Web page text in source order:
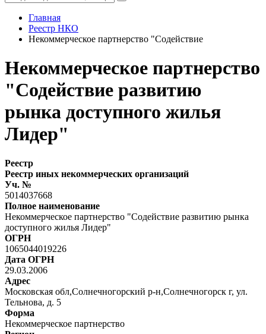
Главная
Реестр НКО
Некоммерческое партнерство "Содействие
Некоммерческое партнерство
"Содействие развитию
рынка доступного жилья
Лидер"
Реестр
Реестр иных некоммерческих организаций
Уч. №
5014037668
Полное наименование
Некоммерческое партнерство "Содействие развитию рынка
доступного жилья Лидер"
ОГРН
1065044019226
Дата ОГРН
29.03.2006
Адрес
Московская обл,Солнечногорский р-н,Солнечногорск г, ул.
Тельнова, д. 5
Форма
Некоммерческое партнерство